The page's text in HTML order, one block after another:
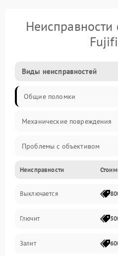
Неисправности
Виды неисправностей
Общие поломки
Механические повреждения
Проблемы с объективом
Электронные ошибки
Механические проблемы
Матрица и оптика
Питание и питание цепей
Неисправности
Выключается
Глючит
Залит